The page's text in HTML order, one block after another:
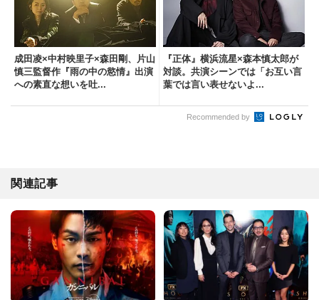
成田凌×中村映里子×森田剛、片山
慎三監督作『雨の中の慾情』出演
への素直な想いを吐...
『正体』横浜流星×森本慎太郎が
対談。共演シーンでは「お互い言
葉では言い表せないよ...
Recommended by
関連記事